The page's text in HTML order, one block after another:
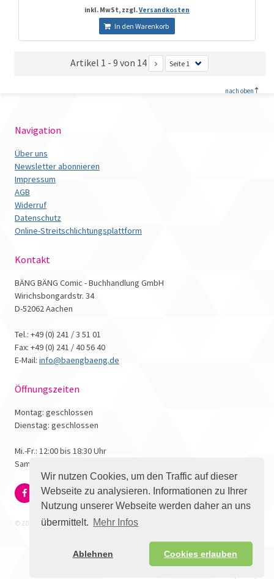
Wir nutzen Cookies, um den Traffic auf dieser
Webseite zu analysieren. Informationen zu Ihrer
Nutzung unserer Webseite werden daher an uns
übermittelt. Mehr Infos
Ablehnen Cookies erlauben
inkl. MwSt, zzgl.Versandkosten
In den Warenkorb
Artikel 1 - 9 von 14
nach oben
Navigation
Über uns
Newsletter abonnieren
Impressum
AGB
Widerruf
Datenschutz
Online-Streitschlichtungsplattform
Kontakt
BÄNG BÄNG Comic - Buchhandlung GmbH
Wirichsbongardstr. 34
D-52062 Aachen
Tel.: +49 (0) 241 / 3 51 01
Fax: +49 (0) 241 / 40 56 40
E-Mail: info@baengbaeng.de
Öffnungszeiten
Montag: geschlossen
Dienstag: geschlossen
Mi.-Fr.: 12:00 bis 18:30 Uhr
Samstag: 10:00 bis 17:00 Uhr
© 2026 - Bäng Bäng Comicbuchhandlung